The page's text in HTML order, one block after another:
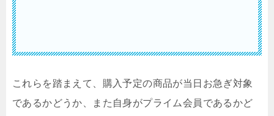
これらを踏まえて、購入予定の商品が当日お急ぎ対象
であるかどうか、また自身がプライム会員であるかど